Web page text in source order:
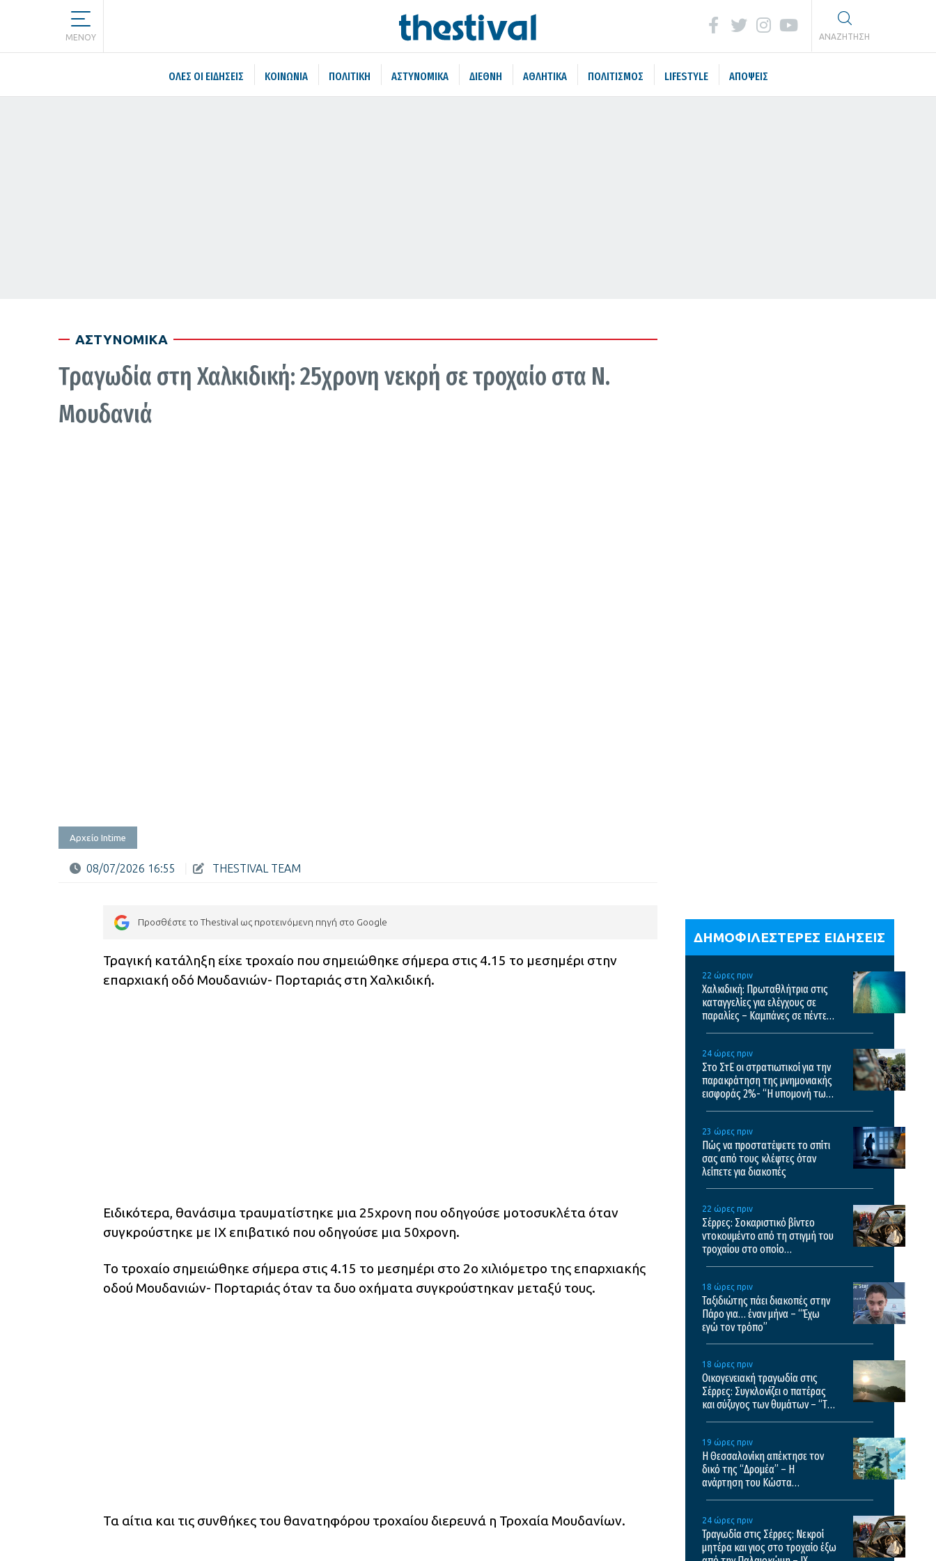
MENOY ΑΝΑΖΗΤΗΣΗ
ΌΛΕΣ ΟΙ ΕΙΔΉΣΕΙΣ ΚΟΙΝΩΝΙΑ ΠΟΛΙΤΙΚΗ ΑΣΤΥΝΟΜΙΚΑ ΔΙΕΘΝΗ ΑΘΛΗΤΙΚΑ ΠΟΛΙΤΙΣΜΟΣ LIFESTYLE ΑΠΟΨΕΙΣ
ΑΣΤΥΝΟΜΙΚΑ
Τραγωδία στη Χαλκιδική: 25χρονη νεκρή σε τροχαίο στα Ν.
Μουδανιά
Αρχείο Intime
08/07/2026 16:55 THESTIVAL TEAM
Προσθέστε το Thestival ως προτεινόμενη πηγή στο Google
Τραγική κατάληξη είχε τροχαίο που σημειώθηκε σήμερα στις 4.15 το μεσημέρι στην
επαρχιακή οδό Μουδανιών- Πορταριάς στη Χαλκιδική.
Ειδικότερα, θανάσιμα τραυματίστηκε μια 25χρονη που οδηγούσε μοτοσυκλέτα όταν
συγκρούστηκε με ΙΧ επιβατικό που οδηγούσε μια 50χρονη.
Το τροχαίο σημειώθηκε σήμερα στις 4.15 το μεσημέρι στο 2ο χιλιόμετρο της επαρχιακής
οδού Μουδανιών- Πορταριάς όταν τα δυο οχήματα συγκρούστηκαν μεταξύ τους.
Τα αίτια και τις συνθήκες του θανατηφόρου τροχαίου διερευνά η Τροχαία Μουδανίων.
ΔΗΜΟΦΙΛΕΣΤΕΡΕΣ ΕΙΔΗΣΕΙΣ
22 ώρες πριν
Χαλκιδική: Πρωταθλήτρια στις
καταγγελίες για ελέγχους σε
παραλίες – Καμπάνες σε πέντε
24 ώρες πριν
Στο ΣτΕ οι στρατιωτικοί για την
παρακράτηση της μνημονιακής
εισφοράς 2%- “Η υπομονή των
23 ώρες πριν
Πώς να προστατέψετε το σπίτι
σας από τους κλέφτες όταν
λείπετε για διακοπές
22 ώρες πριν
Σέρρες: Σοκαριστικό βίντεο
ντοκουμέντο από τη στιγμή του
τροχαίου στο οποίο
18 ώρες πριν
Ταξιδιώτης πάει διακοπές στην
Πάρο για… έναν μήνα – “Έχω
εγώ τον τρόπο”
18 ώρες πριν
Οικογενειακή τραγωδία στις
Σέρρες: Συγκλονίζει ο πατέρας
και σύζυγος των θυμάτων – “Τα
19 ώρες πριν
Η Θεσσαλονίκη απέκτησε τον
δικό της “Δρομέα” – Η
ανάρτηση του Κώστα
24 ώρες πριν
Τραγωδία στις Σέρρες: Νεκροί
μητέρα και γιος στο τροχαίο έξω